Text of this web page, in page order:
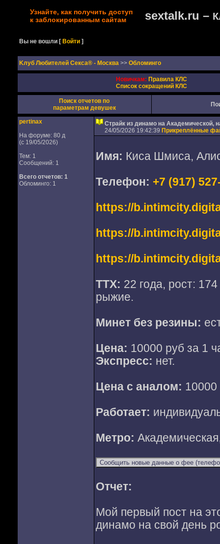
Узнайте, как получить доступ
к заблокированным сайтам
sextalk.ru –
Вы не вошли [Войти ]
Kлуб Любителей Секса® - Москва >> Обломинго
Новичкам: Правила КЛС
Список сокращений КЛС
Поиск отчетов по
параметрам девушек
pertinax
На форуме: 80 д
(с 19/05/2026)
Тем: 1
Сообщений: 1
Всего отчетов: 1
Обломинго: 1
Страйк из динамо на Академической,
24/05/2026 19:42:39 Прикреплённые
Имя: Киса Шмиса,
Телефон: +7 (917)
https://
https://
https://
ТТХ: 22 года, рост:
рыжие.
Минет без резины:
Цена: 10000 руб за 1
Экспресс: нет.
Цена с аналом: 10000
Работает:
Метро:
Отчет:
Мой первый пост на
динамо на свой день